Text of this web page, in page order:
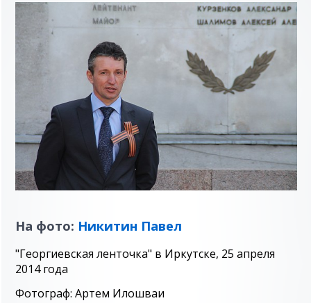
На фото: Никитин Павел
"Георгиевская ленточка" в Иркутске, 25 апреля
2014 года
Фотограф: Артем Илошваи